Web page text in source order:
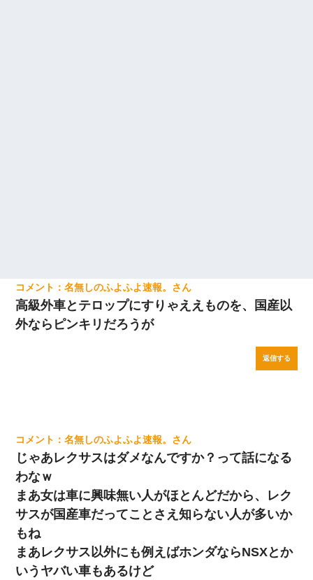
名無しのふよふよ速報。
高級外車とテロップにすりゃええものを、国産以
外ならピンキリだろうが
返信する
名無しのふよふよ速報。
じゃあレクサスはダメなんですか？って話になる
わなｗ
まあ女は車に興味無い人がほとんどだから、レク
サスが国産車だってことさえ知らない人が多いか
もね
まあレクサス以外にも例えばホンダならNSXとか
いうヤバい車もあるけど